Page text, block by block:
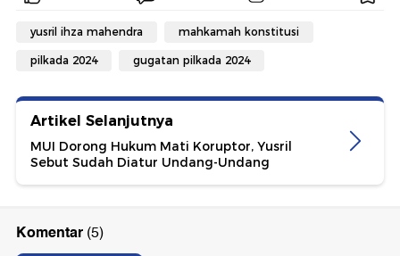
yusril ihza mahendra mahkamah konstitusi
pilkada 2024 gugatan pilkada 2024
Artikel Selanjutnya
MUI Dorong Hukum Mati Koruptor, Yusril
Sebut Sudah Diatur Undang-Undang